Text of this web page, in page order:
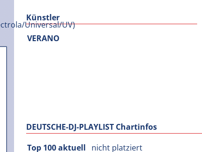
Künstler
VERANO
DEUTSCHE-DJ-PLAYLIST Chartinfos
Top 100 aktuell
nicht platziert